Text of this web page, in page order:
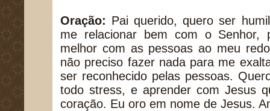
Oração: Pai querido, quero ser
me relacionar bem com o Senhor,
melhor com as pessoas ao meu
não preciso fazer nada para me
ser reconhecido pelas pessoas.
todo stress, e aprender com Jesus
coração. Eu oro em nome de Jesus.